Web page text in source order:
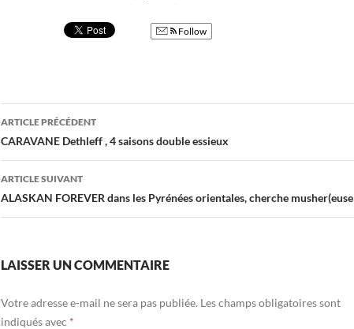
Follow
Navigation
des
articles
ARTICLE PRÉCÉDENT
CARAVANE Dethleff , 4 saisons double essieux
ARTICLE SUIVANT
ALASKAN FOREVER dans les Pyrénées orientales, cherche musher(euse
LAISSER UN COMMENTAIRE
Votre adresse e-mail ne sera pas publiée. Les champs obligatoires sont
indiqués avec *